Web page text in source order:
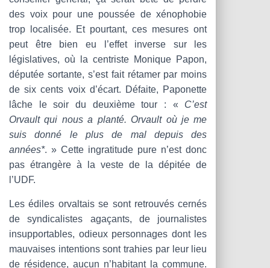
des voix pour une poussée de xénophobie
trop localisée. Et pourtant, ces mesures ont
peut être bien eu l’effet inverse sur les
législatives, où la centriste Monique Papon,
députée sortante, s’est fait rétamer par moins
de six cents voix d’écart. Défaite, Paponette
lâche le soir du deuxième tour : « C’est
Orvault qui nous a planté. Orvault où je me
suis donné le plus de mal depuis des
années*. » Cette ingratitude pure n’est donc
pas étrangère à la veste de la dépitée de
l’UDF.
Les édiles orvaltais se sont retrouvés cernés
de syndicalistes agaçants, de journalistes
insupportables, odieux personnages dont les
mauvaises intentions sont trahies par leur lieu
de résidence, aucun n’habitant la commune.